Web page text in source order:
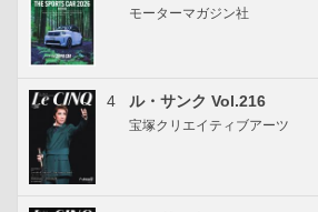
モーターマガジン社
4 ル・サンク Vol.216
宝塚クリエイティブアーツ